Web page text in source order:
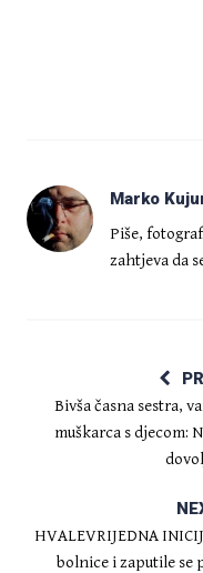
Marko
Piše,
zahtjeva da
Bivša časna sestra,
muškarca s djecom:
HVALEVRIJEDNA
bolnice i zaputile se